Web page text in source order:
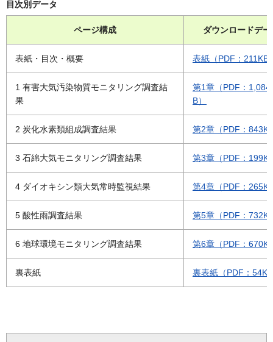
目次別データ
ページ構成 ダウンロードデー
表紙・目次・概要 表紙（PDF：211KB
1 有害大気汚染物質モニタリング調査結
果
第1章（PDF：
B）
2 炭化水素類組成調査結果 第2章（PDF：
3 石綿大気モニタリング調査結果 第3章（PDF：
4 ダイオキシン類大気常時監視結果 第4章（PDF：
5 酸性雨調査結果 第5章（PDF：
6 地球環境モニタリング調査結果 第6章（PDF：
裏表紙 裏表紙（PDF：